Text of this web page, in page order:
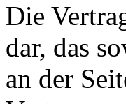
Die
dar, das
an der